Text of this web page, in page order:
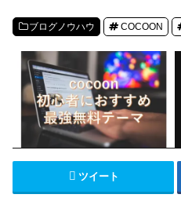
ブログノウハウ COCOON
ツイート